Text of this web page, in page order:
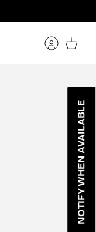
NOTIFY WHEN AVAILABLE